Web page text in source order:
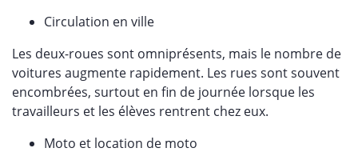
Circulation en ville
Les deux-roues sont omniprésents, mais le nombre de
voitures augmente rapidement. Les rues sont souvent
encombrées, surtout en fin de journée lorsque les
travailleurs et les élèves rentrent chez eux.
Moto et location de moto